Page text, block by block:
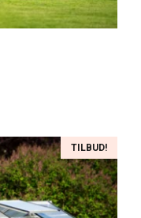
TILBUD!